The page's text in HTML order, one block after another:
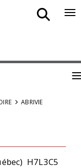
ABRIVIE
H7L3C5